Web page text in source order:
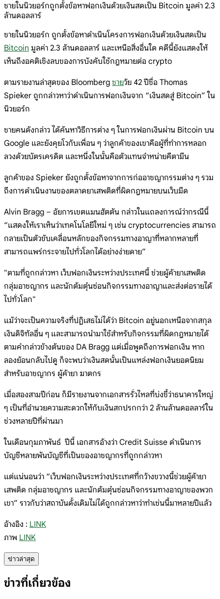
ชายในนิวยอร์กถูกตั้งข้อหาฟอกเงินด้วยเงินสดเป็น Bitcoin มูลค่า 2.3
ล้านดอลลาร์
ชายในนิวยอร์ก ถูกตั้งข้อหาดำเนินโครงการฟอกเงินด้วยเงินสดเป็น
Bitcoin มูลค่า 2.3 ล้านดอลลาร์ และเหนือสิ่งอื่นใด คดีนี้ยังแสดงให้
เห็นถึงอคติเชิงลบของการบังคับใช้กฎหมายต่อ crypto
ตามรายงานล่าสุดของ Bloomberg ชายวัย 42 ปีชื่อ Thomas
Spieker ถูกกล่าวหาว่าดำเนินการฟอกเงินจาก “เงินสดสู่ Bitcoin” ใน
นิวยอร์ก
ชายคนดังกล่าว ได้ค้นหาวิธีการต่าง ๆ ในการฟอกเงินผ่าน Bitcoin บน
Google และยังคุยโวกับเพื่อน ๆ ว่าลูกค้าของเขาคือผู้ที่ทำการหลอก
ลวงด้วยบัตรเครดิต และหนึ่งในนั้นคือตัวแทนจำหน่ายคีตามีน
ลูกค้าของ Spieker ยังถูกตั้งข้อหาจากการก่ออาชญากรรมต่าง ๆ รวม
ถึงการดำเนินงานของตลาดยาเสพติดที่ผิดกฎหมายบนเว็บมืด
Alvin Bragg – อัยการเขตแมนฮัตตัน กล่าวในแถลงการณ์ว่ากรณีนี้
“แสดงให้เราเห็นว่าเทคโนโลยีใหม่ ๆ เช่น cryptocurrencies สามารถ
กลายเป็นตัวขับเคลื่อนหลักของกิจกรรมทางอาญาที่หลากหลายที่
สามารถแพร่กระจายไปทั่วโลกได้อย่างง่ายดาย”
"ตามที่ถูกกล่าวหา เว็บฟอกเงินระหว่างประเทศนี้ ช่วยผู้ค้ายาเสพติด
กลุ่มอาชญากร และนักต้มตุ๋นซ่อนกิจกรรมทางอาญาและส่งต่อรายได้
ไปทั่วโลก"
แม้ว่าจะเป็นความจริงที่ปฏิเสธไม่ได้ว่า Bitcoin อยู่นอกเหนือจากสกุล
เงินดิจิทัลอื่น ๆ และสามารถนำมาใช้สำหรับกิจกรรมที่ผิดกฎหมายได้
ตามคำกล่าวข้างต้นของ DA Bragg แต่เมื่อพูดถึงการฟอกเงิน หาก
ลองย้อนกลับไปดู ก็จะพบว่าเงินสดนั้นเป็นแหล่งฟอกเงินยอดนิยม
สำหรับอาชญากร ผู้ค้ายา ฆาตกร
เมื่อสองสามปีก่อน ก็มีรายงานจากเอกสารรั่วไหลที่บ่งชี้ว่าธนาคารใหญ่
ๆ เป็นที่อำนวยความสะดวกให้กับเงินสกปรกกว่า 2 ล้านล้านดอลลาร์ใน
ช่วงหลายปีที่ผ่านมา
ในเดือนกุมภาพันธ์ ปีนี้ เอกสารอ้างว่า Credit Suisse ดำเนินการ
บัญชีหลายพันบัญชีที่เป็นของอาชญากรที่ถูกกล่าวหา
แต่แน่นอนว่า “เว็บฟอกเงินระหว่างประเทศที่กว้างขวางนี้ช่วยผู้ค้ายา
เสพติด กลุ่มอาชญากร และนักต้มตุ๋นซ่อนกิจกรรมทางอาญาของพวก
เขา” ราวกับว่าสถาบันดั้งเดิมไม่ได้ถูกกล่าวหาว่าทำเช่นนี้มาหลายปีแล้ว
อ้างอิง : LINK
ภาพ LINK
ข่าวล่าสุด
ข่าวที่เกี่ยวข้อง